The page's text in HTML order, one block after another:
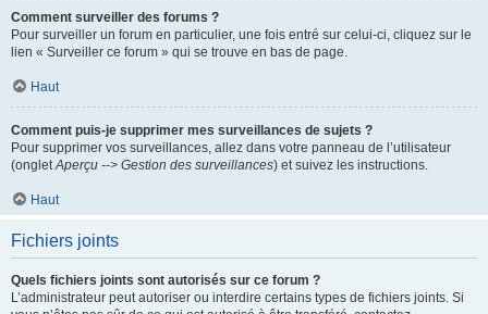
Comment surveiller des forums ?
Pour surveiller un forum en particulier, une fois entré sur celui-ci, cliquez sur le
lien « Surveiller ce forum » qui se trouve en bas de page.
Haut
Comment puis-je supprimer mes surveillances de sujets ?
Pour supprimer vos surveillances, allez dans votre panneau de l’utilisateur
(ongletAperçu --> Gestion des surveillances) et suivez les instructions.
Haut
Fichiers joints
Quels fichiers joints sont autorisés sur ce forum ?
L’administrateur peut autoriser ou interdire certains types de fichiers joints. Si